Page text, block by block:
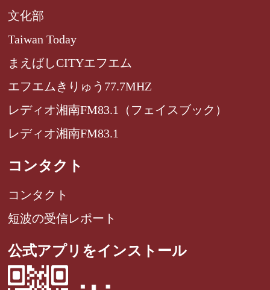
文化部
Taiwan Today
まえばしCITYエフエム
エフエムきりゅう77.7MHZ
レディオ湘南FM83.1（フェイスブック）
レディオ湘南FM83.1
コンタクト
コンタクト
短波の受信レポート
公式アプリをインストール